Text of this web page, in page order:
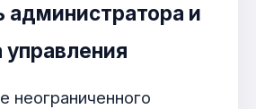
администратора и
управления
неограниченного